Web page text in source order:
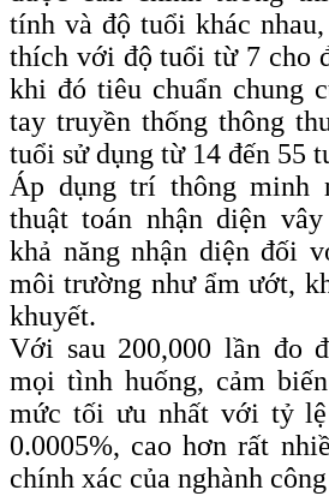
tính và độ tuổi khác
thích với độ tuổi từ 7 cho
khi đó tiêu chuẩn chung
tay truyền thống thông
tuổi sử dụng từ 14 đến 55
Áp dụng trí thông minh
thuật toán nhận diện
khả năng nhận diện đối
môi trường như ẩm ướt,
khuyết.
Với sau 200,000 lần đo
mọi tình huống, cảm
mức tối ưu nhất với tỷ
0.0005%, cao hơn rất
chính xác của nghành